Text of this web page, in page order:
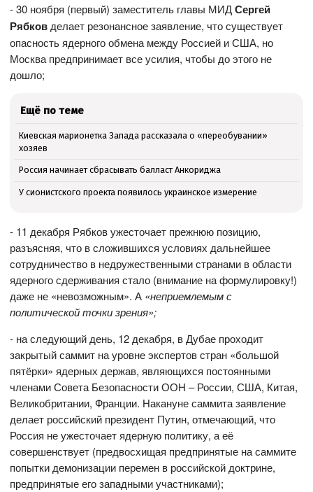
- 30 ноября (первый) заместитель главы МИДСергей
Рябков делает резонансное заявление, что существует
опасность ядерного обмена между Россией и США, но
Москва предпринимает все усилия, чтобы до этого не
дошло;
Ещё по теме
Киевская марионетка Запада рассказала о «переобувании»
хозяев
Россия начинает сбрасывать балласт Анкориджа
У сионистского проекта появилось украинское измерение
- 11 декабря Рябков ужесточает прежнюю позицию,
разъясняя, что в сложившихся условиях дальнейшее
сотрудничество в недружественными странами в области
ядерного сдерживания стало (внимание на формулировку!)
даже не «невозможным». А «неприемлемым с
политической точки зрения»;
- на следующий день, 12 декабря, в Дубае проходит
закрытый саммит на уровне экспертов стран «большой
пятёрки» ядерных держав, являющихся постоянными
членами Совета Безопасности ООН – России, США, Китая,
Великобритании, Франции. Накануне саммита заявление
делает российский президент Путин, отмечающий, что
Россия не ужесточает ядерную политику, а её
совершенствует (предвосхищая предпринятые на саммите
попытки демонизации перемен в российской доктрине,
предпринятые его западными участниками);